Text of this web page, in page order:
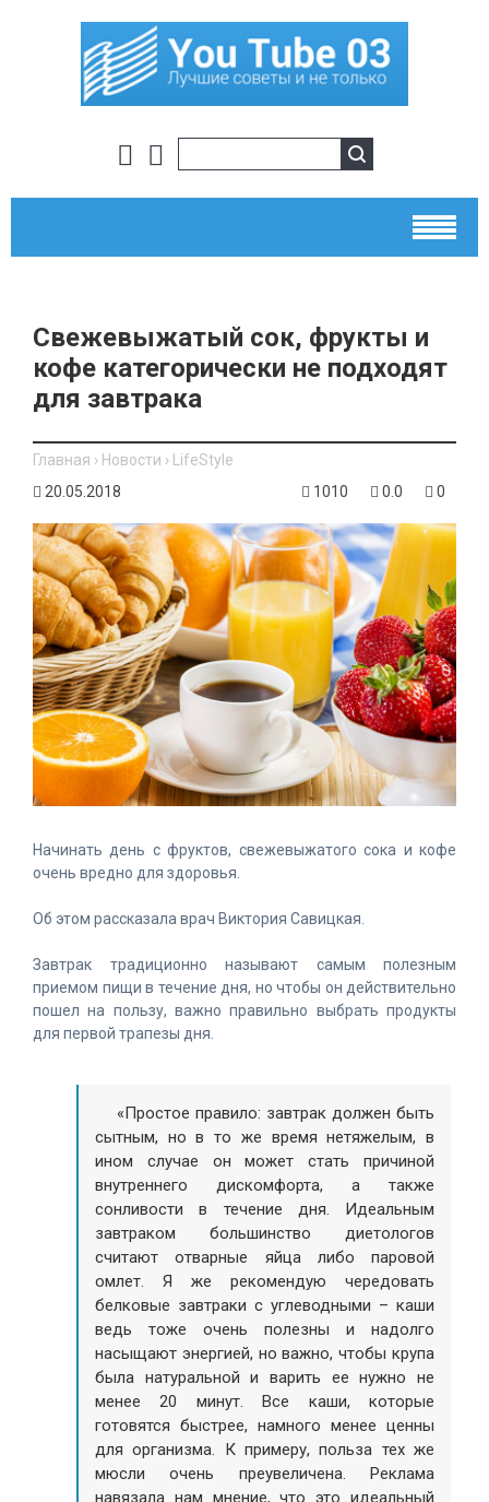
Свежевыжатый сок, фрукты и
кофе категорически не подходят
для завтрака
Главная › Новости › LifeStyle
20.05.2018
1010 0.0 0
Начинать день с фруктов, свежевыжатого сока и кофе
очень вредно для здоровья.
Об этом рассказала врач Виктория Савицкая.
Завтрак традиционно называют самым полезным
приемом пищи в течение дня, но чтобы он действительно
пошел на пользу, важно правильно выбрать продукты
для первой трапезы дня.
«Простое правило: завтрак должен быть
сытным, но в то же время нетяжелым, в
ином случае он может стать причиной
внутреннего дискомфорта, а также
сонливости в течение дня. Идеальным
завтраком большинство диетологов
считают отварные яйца либо паровой
омлет. Я же рекомендую чередовать
белковые завтраки с углеводными – каши
ведь тоже очень полезны и надолго
насыщают энергией, но важно, чтобы крупа
была натуральной и варить ее нужно не
менее 20 минут. Все каши, которые
готовятся быстрее, намного менее ценны
для организма. К примеру, польза тех же
мюсли очень преувеличена. Реклама
навязала нам мнение, что это идеальный